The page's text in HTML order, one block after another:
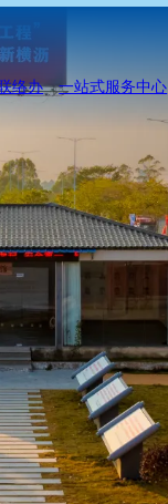
络办 一站式服务中心